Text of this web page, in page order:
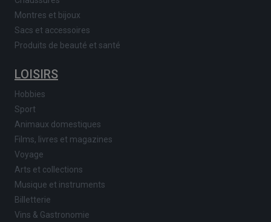
Montres et bijoux
Sacs et accessoires
Produits de beauté et santé
LOISIRS
Hobbies
Sport
Animaux domestiques
Films, livres et magazines
Voyage
Arts et collections
Musique et instruments
Billetterie
Vins & Gastronomie